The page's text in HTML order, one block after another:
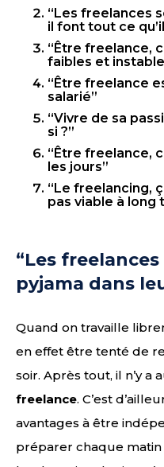
“Les freelances
il font tout ce
“Être freelance,
faibles et
“Être freelance
salarié”
“Vivre de sa
si ?”
“Être freelance,
les jours”
“Le freelancing,
pas viable à long
“Les
pyjama dans
Quand on travaille
en effet être tenté de
soir. Après tout, il n’y a
freelance. C’est
avantages à être
préparer chaque